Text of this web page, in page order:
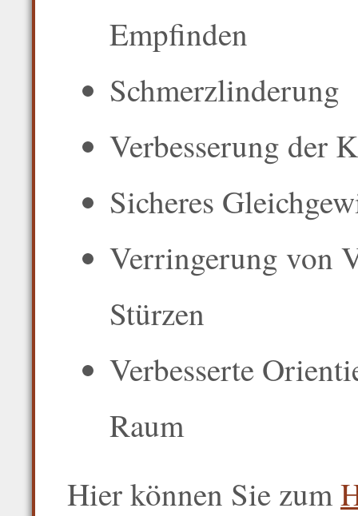
Empfinden
Schmerzlinderung
Verbesserung der
Sicheres
Verringerung von
Stürzen
Verbesserte
Raum
Hier können Sie zum